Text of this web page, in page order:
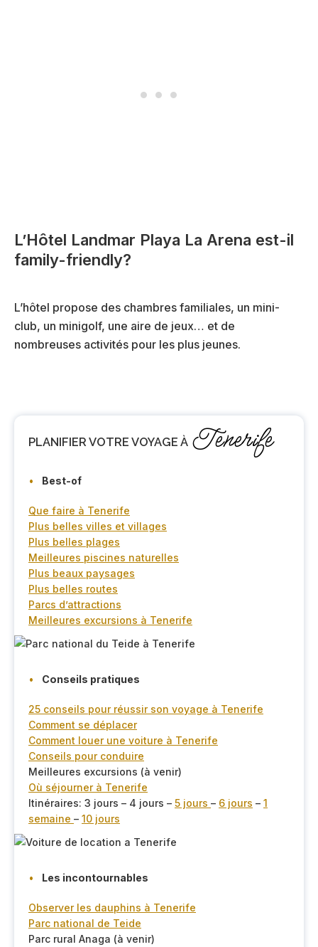
L’Hôtel Landmar Playa La Arena est-il
family-friendly?
L’hôtel propose des chambres familiales, un mini-
club, un minigolf, une aire de jeux… et de
nombreuses activités pour les plus jeunes.
PLANIFIER VOTRE VOYAGE À Tenerife
Best-of
Que faire à Tenerife
Plus belles villes et villages
Plus belles plages
Meilleures piscines naturelles
Plus beaux paysages
Plus belles routes
Parcs d’attractions
Meilleures excursions à Tenerife
Conseils pratiques
25 conseils pour réussir son voyage à Tenerife
Comment se déplacer
Comment louer une voiture à Tenerife
Conseils pour conduire
Meilleures excursions (à venir)
Où séjourner à Tenerife
Itinéraires: 3 jours – 4 jours – 5 jours – 6 jours – 1
semaine – 10 jours
Les incontournables
Observer les dauphins à Tenerife
Parc national de Teide
Parc rural Anaga (à venir)